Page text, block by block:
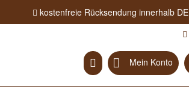
kostenfreie Rücksendung innerhalb DE
Mein Konto